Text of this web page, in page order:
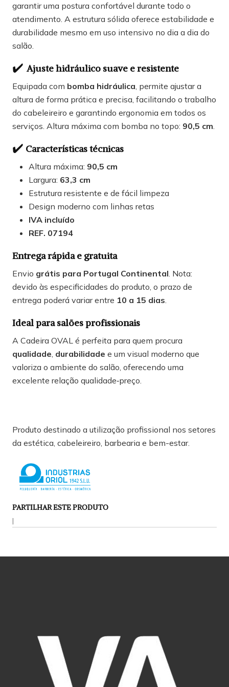
garantir uma postura confortável durante todo o
atendimento. A estrutura sólida oferece estabilidade e
durabilidade mesmo em uso intensivo no dia a dia do
salão.
✔️ Ajuste hidráulico suave e resistente
Equipada com bomba hidráulica, permite ajustar a
altura de forma prática e precisa, facilitando o trabalho
do cabeleireiro e garantindo ergonomia em todos os
serviços. Altura máxima com bomba no topo: 90,5 cm.
✔️ Características técnicas
Altura máxima: 90,5 cm
Largura: 63,3 cm
Estrutura resistente e de fácil limpeza
Design moderno com linhas retas
IVA incluído
REF. 07194
Entrega rápida e gratuita
Envio grátis para Portugal Continental. Nota:
devido às especificidades do produto, o prazo de
entrega poderá variar entre 10 a 15 dias.
Ideal para salões profissionais
A Cadeira OVAL é perfeita para quem procura
qualidade, durabilidade e um visual moderno que
valoriza o ambiente do salão, oferecendo uma
excelente relação qualidade‑preço.
Produto destinado a utilização profissional nos setores
da estética, cabeleireiro, barbearia e bem-estar.
PARTILHAR ESTE PRODUTO
|